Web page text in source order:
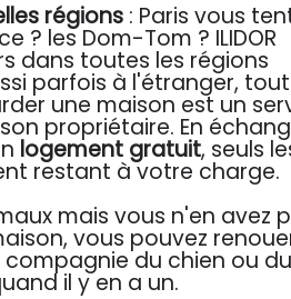
régions: Paris vous
? les Dom-Tom ? ILIDOR
dans toutes les régions
parfois à l'étranger,
une maison est un
propriétaire. En
logement gratuit, seuls
restant à votre charge.
mais vous n'en avez
vous pouvez
compagnie du chien ou du
il y en a un.